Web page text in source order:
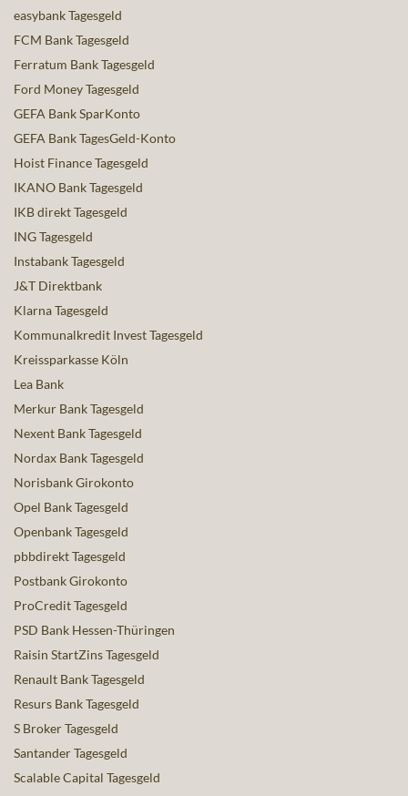
easybank Tagesgeld
FCM Bank Tagesgeld
Ferratum Bank Tagesgeld
Ford Money Tagesgeld
GEFA Bank SparKonto
GEFA Bank TagesGeld-Konto
Hoist Finance Tagesgeld
IKANO Bank Tagesgeld
IKB direkt Tagesgeld
ING Tagesgeld
Instabank Tagesgeld
J&T Direktbank
Klarna Tagesgeld
Kommunalkredit Invest Tagesgeld
Kreissparkasse Köln
Lea Bank
Merkur Bank Tagesgeld
Nexent Bank Tagesgeld
Nordax Bank Tagesgeld
Norisbank Girokonto
Opel Bank Tagesgeld
Openbank Tagesgeld
pbbdirekt Tagesgeld
Postbank Girokonto
ProCredit Tagesgeld
PSD Bank Hessen-Thüringen
Raisin StartZins Tagesgeld
Renault Bank Tagesgeld
Resurs Bank Tagesgeld
S Broker Tagesgeld
Santander Tagesgeld
Scalable Capital Tagesgeld